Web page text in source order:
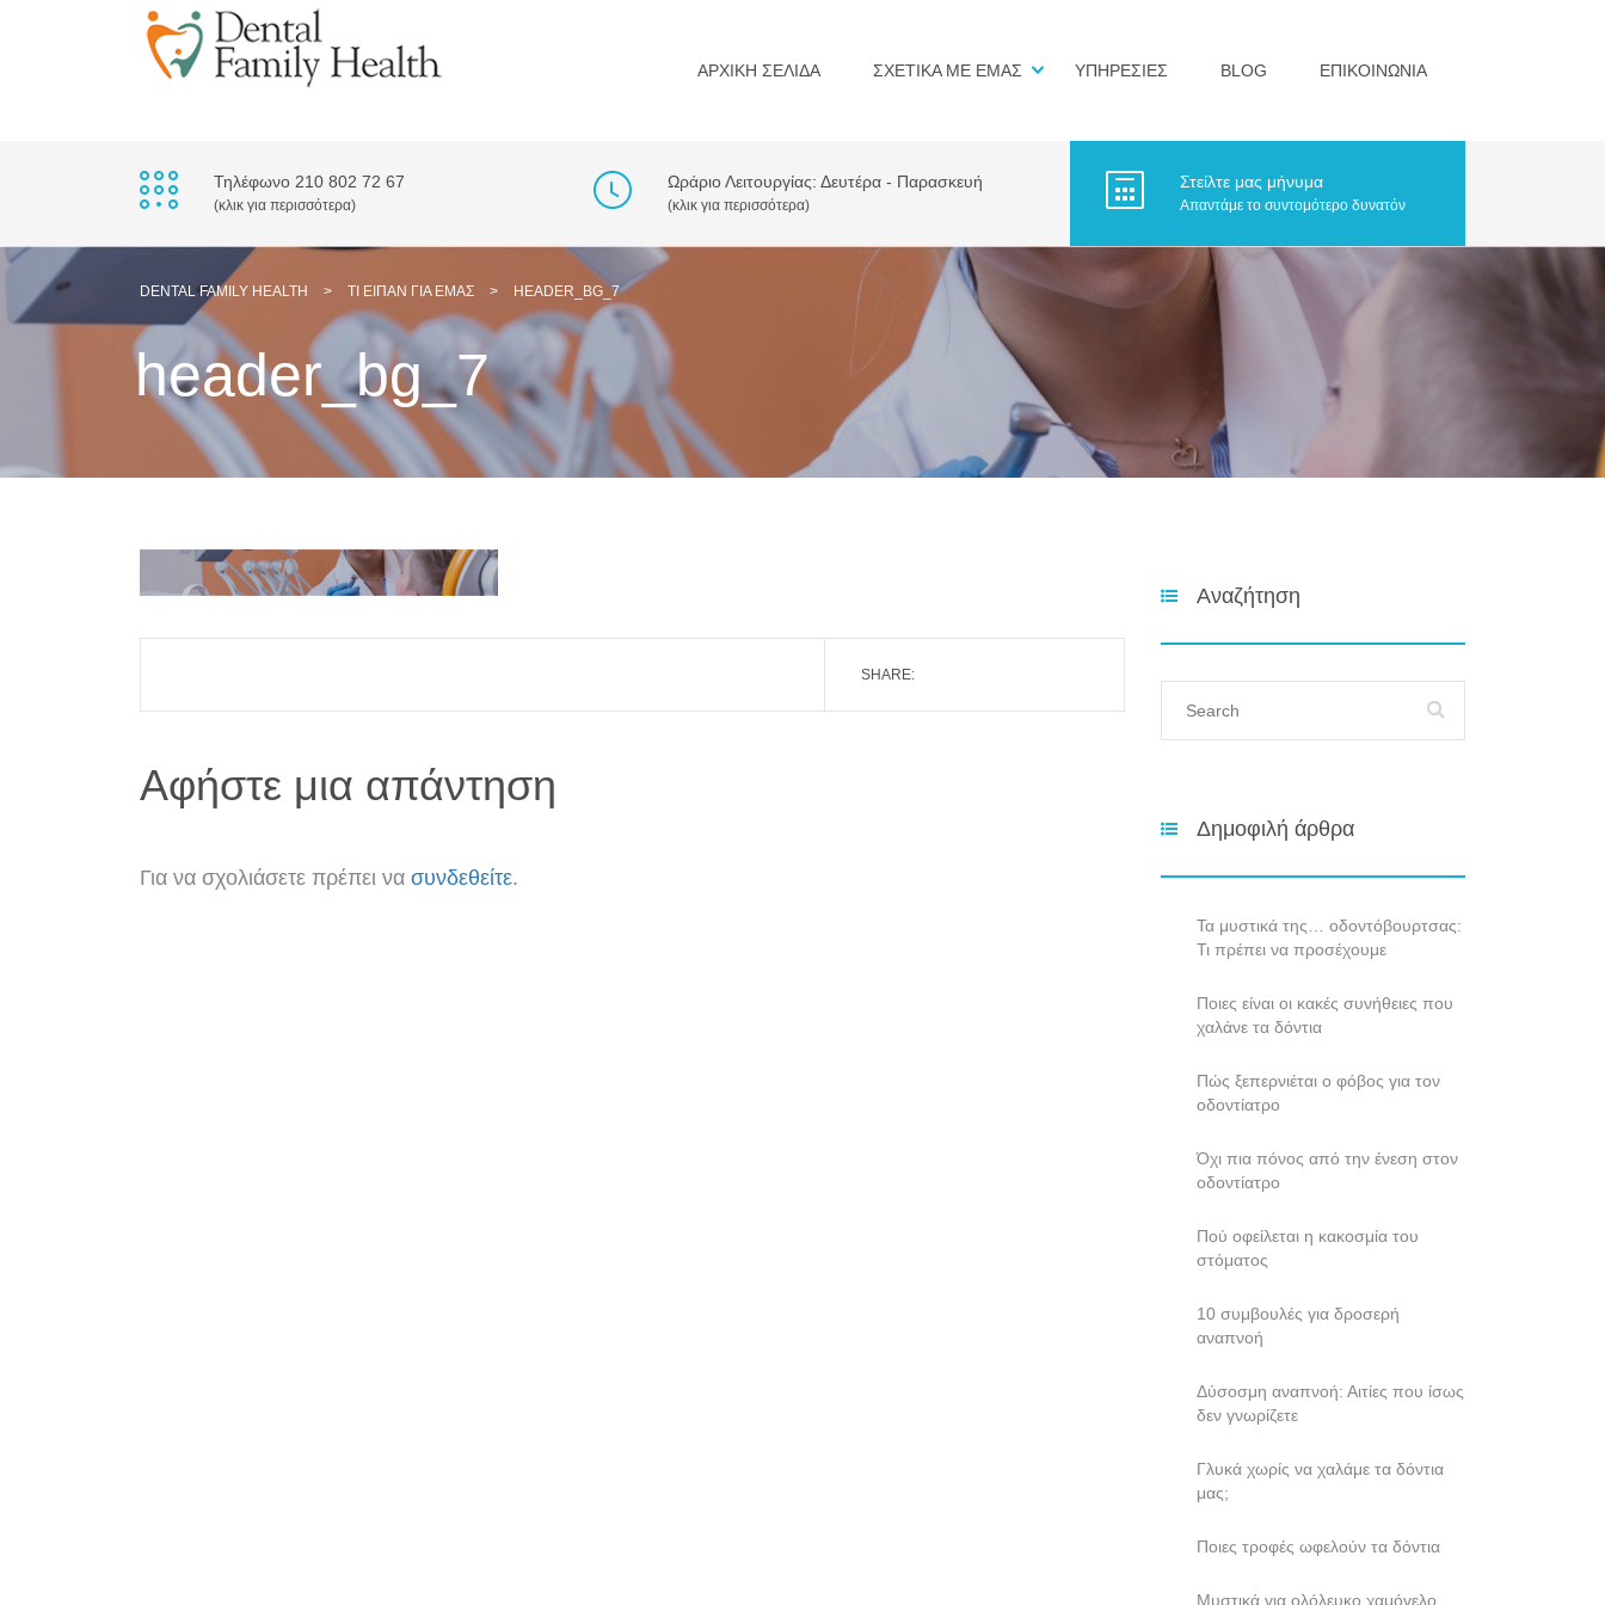
ΑΡΧΙΚΗ ΣΕΛΙΔΑ ΣΧΕΤΙΚΑ ΜΕ ΕΜΑΣ ΥΠΗΡΕΣΙΕΣ BLOG ΕΠΙΚΟΙΝΩΝΙΑ
Τηλέφωνο 210 802 72 67
(κλικ για περισσότερα)
Ωράριο Λειτουργίας: Δευτέρα - Παρασκευή
(κλικ για περισσότερα)
Στείλτε μας μήνυμα
Απαντάμε το συντομότερο δυνατόν
DENTAL FAMILY HEALTH > ΤΙ ΕΊΠΑΝ ΓΙΑ ΕΜΆΣ > HEADER_BG_7
header_bg_7
SHARE:
Αφήστε μια απάντηση
Για να σχολιάσετε πρέπει να συνδεθείτε.
Αναζήτηση
Δημοφιλή άρθρα
Τα μυστικά της… οδοντόβουρτσας:
Τι πρέπει να προσέχουμε
Ποιες είναι οι κακές συνήθειες που
χαλάνε τα δόντια
Πώς ξεπερνιέται ο φόβος για τον
οδοντίατρο
Όχι πια πόνος από την ένεση στον
οδοντίατρο
Πού οφείλεται η κακοσμία του
στόματος
10 συμβουλές για δροσερή
αναπνοή
Δύσοσμη αναπνοή: Αιτίες που ίσως
δεν γνωρίζετε
Γλυκά χωρίς να χαλάμε τα δόντια
μας;
Ποιες τροφές ωφελούν τα δόντια
Mυστικά για ολόλευκο χαμόγελο